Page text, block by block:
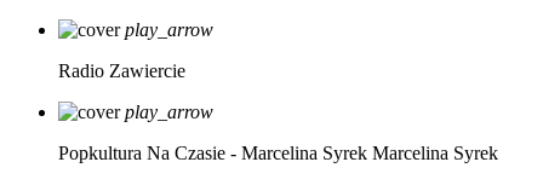
play_arrow
Radio Zawiercie
play_arrow
Popkultura Na Czasie - Marcelina Syrek Marcelina Syrek